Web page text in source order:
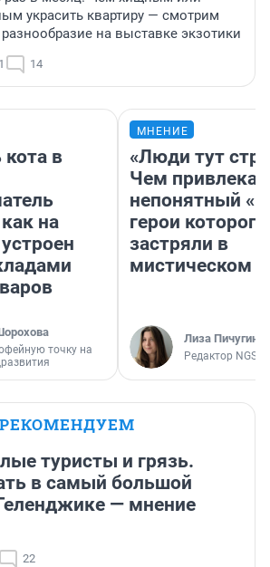
украсить квартиру — смотрим
на выставке экзотики
14
в
на
точку на
МНЕНИЕ
«Люди тут
Чем
непонятный
герои которого
застряли в
мистическом
Лиза Пичугина
Редактор
РЕКОМЕНДУЕМ
туристы и грязь.
в самый большой
— мнение
22